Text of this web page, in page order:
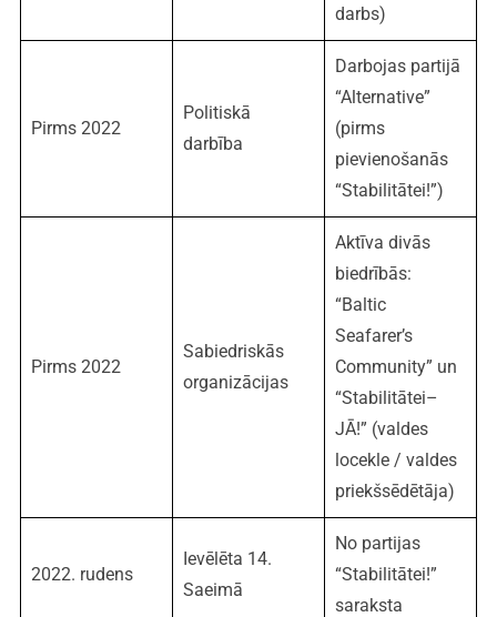
darbs)
Pirms 2022
Politiskā
darbība
Darbojas partijā
“Alternative”
(pirms
pievienošanās
“Stabilitātei!”)
Pirms 2022
Sabiedriskās
organizācijas
Aktīva divās
biedrībās:
“Baltic
Seafarer’s
Community” un
“Stabilitātei–
JĀ!” (valdes
locekle / valdes
priekšsēdētāja)
2022. rudens
Ievēlēta 14.
Saeimā
No partijas
“Stabilitātei!”
saraksta